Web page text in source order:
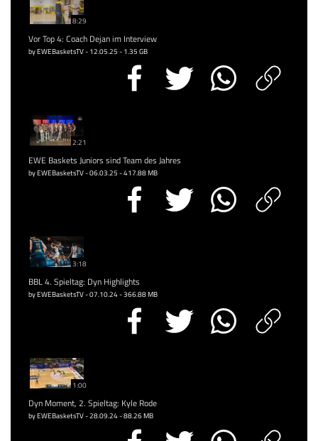
8:29
Vor Top 4: Coach Dejan im Interview
by EWEBasketsTV - 12.05.25 - 1.35 GB
2:21
EWE Baskets Juniors sind Team des Jahres
by EWEBasketsTV - 06.03.25 - 417.88 MB
3:18
BBL 4. Spieltag: Dyn Highlights
by EWEBasketsTV - 07.10.24 - 366.88 MB
1:00
Dyn Moment, 2. Spieltag: Kyle Rode
by EWEBasketsTV - 28.09.24 - 88.26 MB